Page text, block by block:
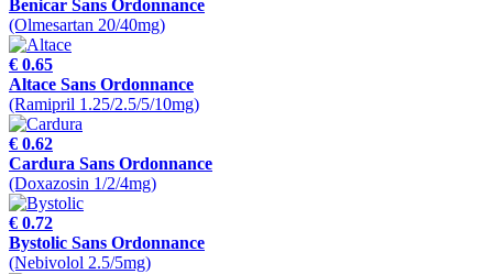
Benicar Sans Ordonnance
(Olmesartan 20/40mg)
€ 0.65
Altace Sans Ordonnance
(Ramipril 1.25/2.5/5/10mg)
€ 0.62
Cardura Sans Ordonnance
(Doxazosin 1/2/4mg)
€ 0.72
Bystolic Sans Ordonnance
(Nebivolol 2.5/5mg)